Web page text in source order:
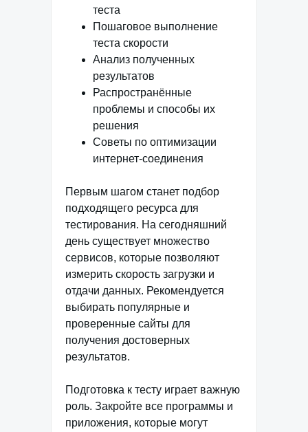
теста
Пошаговое выполнение
теста скорости
Анализ полученных
результатов
Распространённые
проблемы и способы их
решения
Советы по оптимизации
интернет-соединения
Первым шагом станет подбор
подходящего ресурса для
тестирования. На сегодняшний
день существует множество
сервисов, которые позволяют
измерить скорость загрузки и
отдачи данных. Рекомендуется
выбирать популярные и
проверенные сайты для
получения достоверных
результатов.
Подготовка к тесту играет важную
роль. Закройте все программы и
приложения, которые могут